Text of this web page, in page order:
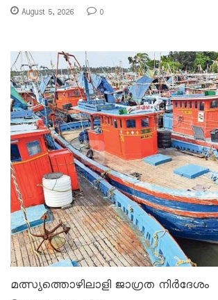
August 5, 2026 0
മത്സ്യത്തൊഴിലാളി ജാഗ്രത നിർദേശം